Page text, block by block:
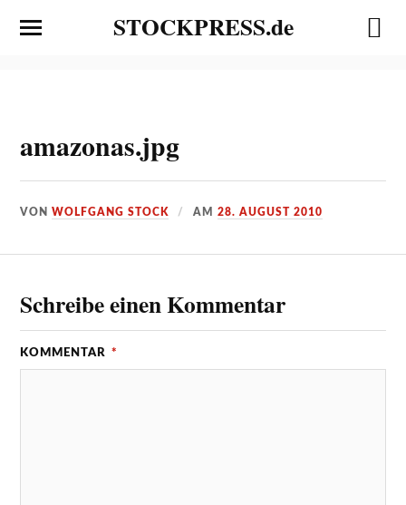
STOCKPRESS.de
amazonas.jpg
VONWOLFGANG STOCK AM28. AUGUST 2010
Schreibe einen Kommentar
KOMMENTAR *